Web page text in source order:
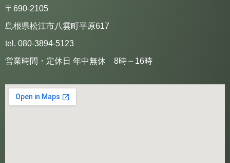
〒690-2105
島根県松江市八雲町平原617
tel. 080-3894-5123
営業時間・定休日 年中無休 8時～16時